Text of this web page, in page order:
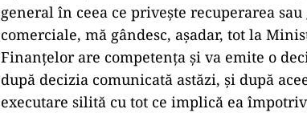
general în ceea ce priveşte recuperarea
comerciale, mă gândesc, aşadar, tot la
Finanţelor are competenţa şi va emite o
după decizia comunicată astăzi, şi după
executare silită cu tot ce implică ea